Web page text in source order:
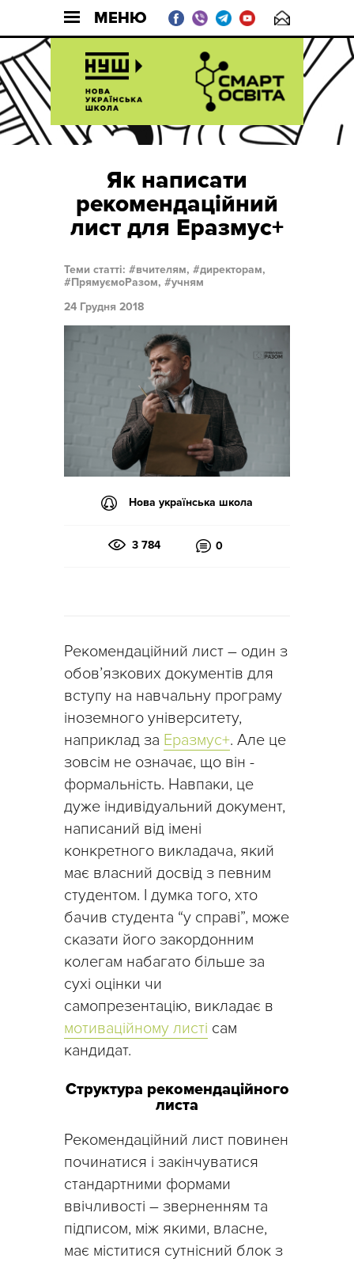
МЕНЮ
Як написати
рекомендаційний
лист для Еразмус+
Теми статті: вчителям,
директорам,
ПрямуємоРазом,
учням
24 Грудня 2018
Нова українська школа
3 784 0
Рекомендаційний лист – один з
обов’язкових документів для
вступу на навчальну програму
іноземного університету,
наприклад за Еразмус+. Але це
зовсім не означає, що він -
формальність. Навпаки, це
дуже індивідуальний документ,
написаний від імені
конкретного викладача, який
має власний досвід з певним
студентом. І думка того, хто
бачив студента “у справі”, може
сказати його закордонним
колегам набагато більше за
сухі оцінки чи
самопрезентацію, викладає в
мотиваційному листі сам
кандидат.
Структура рекомендаційного
листа
Рекомендаційний лист повинен
починатися і закінчуватися
стандартними формами
ввічливості – зверненням та
підписом, між якими, власне,
має міститися сутнісний блок з